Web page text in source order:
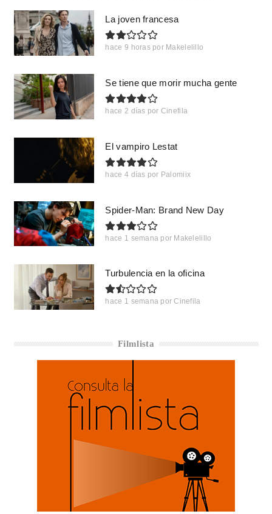
La joven francesa
hace 9 horas por Makelelillo
Se tiene que morir mucha gente
hace 2 días por Cinefila
El vampiro Lestat
hace 4 días por Palomiix
Spider-Man: Brand New Day
hace 1 semana por Makelelillo
Turbulencia en la oficina
hace 1 semana por Cinefila
Filmlista